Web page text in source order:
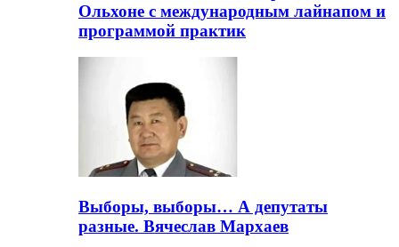
Ольхоне с международным лайнапом и
программой практик
Выборы, выборы… А депутаты
разные. Вячеслав Мархаев